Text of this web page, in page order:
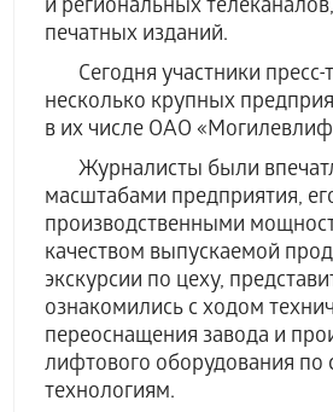
и региональных
печатных изданий.
Сегодня участники пресс-
несколько крупных
в их числе ОАО
Журналисты были
масштабами предприятия,
производственными
качеством выпускаемой
экскурсии по цеху,
ознакомились с ходом
переоснащения завода и
лифтового оборудования
технологиям.